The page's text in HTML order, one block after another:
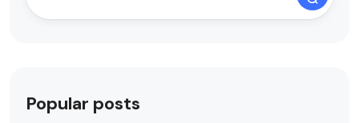
Popular posts